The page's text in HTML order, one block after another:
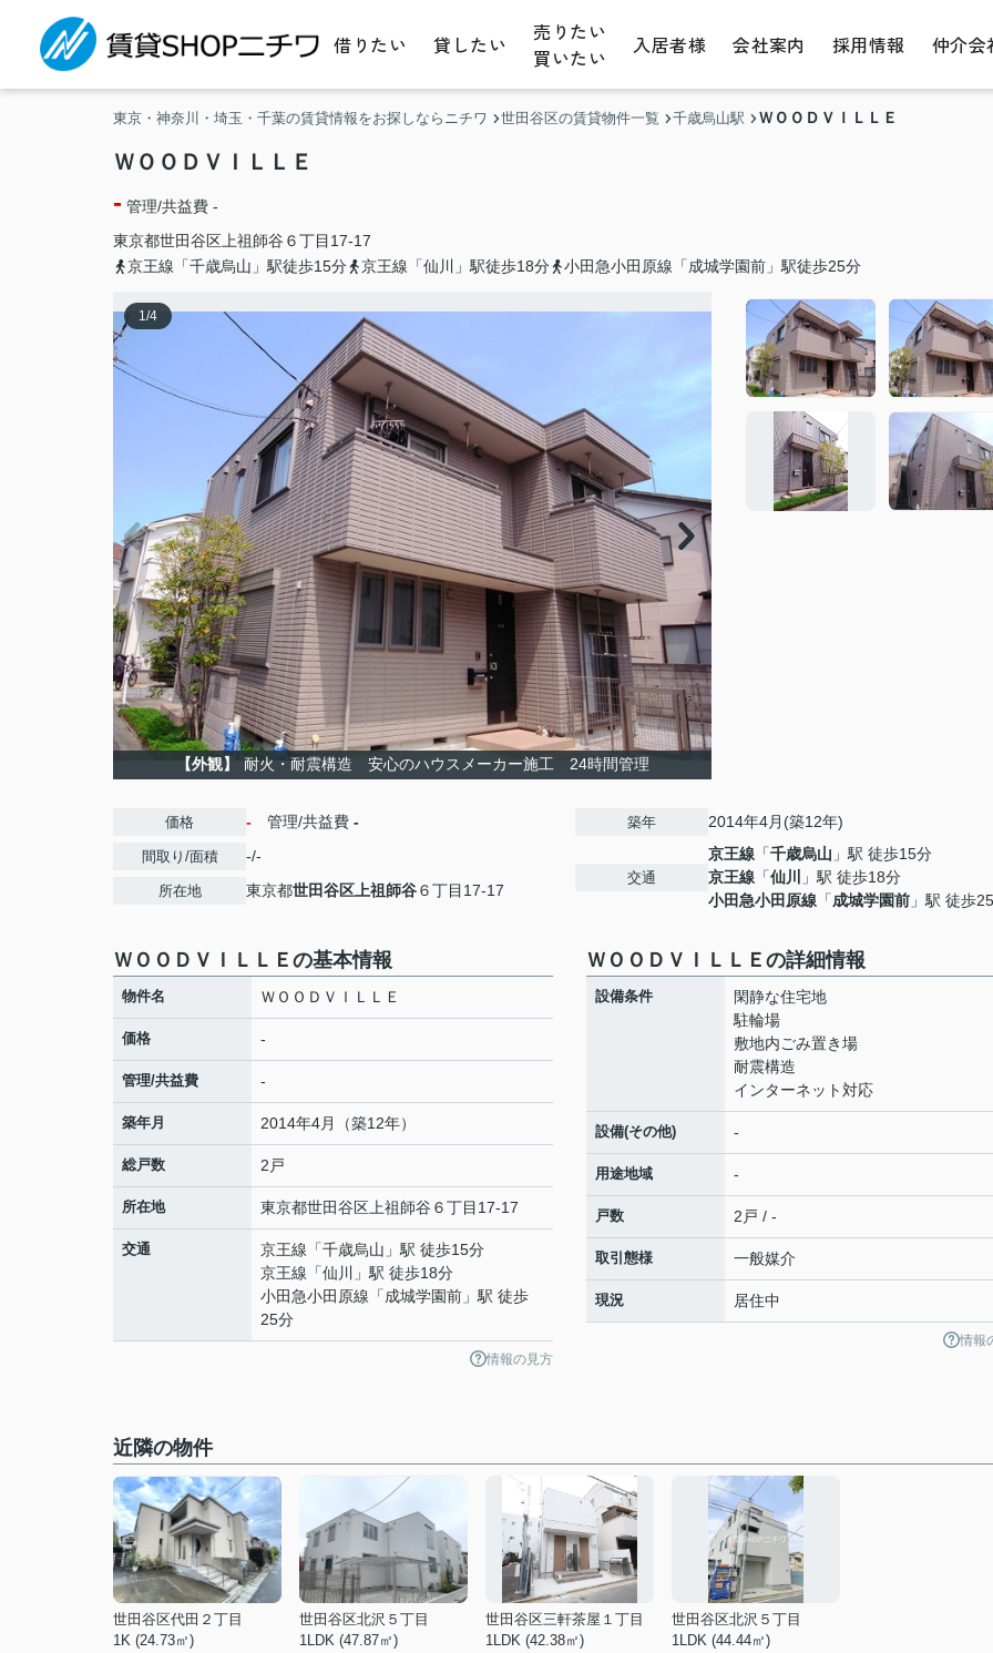
借りたい 貸したい
売りたい
買いたい
入居者様 会社案内 採用情報 仲介会
東京・神奈川・埼玉・千葉の賃貸情報をお探しならニチワ 世田谷区の賃貸物件一覧 千歳烏山駅 ＷＯＯＤＶＩＬＬＥ
ＷＯＯＤＶＩＬＬＥ
- 管理/共益費 -
東京都世田谷区 上祖師谷 ６丁目17-17
京王線「千歳烏山」駅徒歩15分
京王線「仙川」駅徒歩18分 小田急小田原線「成城学園前」駅徒歩25分
1/4
【外観】 耐火・耐震構造 安心のハウスメーカー施工 24時間管理
価格 - 管理/共益費 -
間取り/面積 -/-
所在地 東京都世田谷区 上祖師谷６丁目17-17
築年 2014年4月(築12年)
交通
京王線 「千歳烏山 」駅 徒歩15分
京王線 「仙川
」駅 徒歩18分
小田急小田原線 「成城学園前 」駅 徒歩
ＷＯＯＤＶＩＬＬＥの基本情報
物件名 ＷＯＯＤＶＩＬＬＥ
価格 -
管理/共益費 -
築年月 2014年4月（築12年）
総戸数 2戸
所在地 東京都世田谷区 上祖師谷 ６丁目17-17
交通 京王線 「千歳烏山 」駅 徒歩15分
京王線 「仙川
」駅 徒歩18分
小田急小田原線 「成城学園前 」駅 徒歩
25分
情報の見方
ＷＯＯＤＶＩＬＬＥの詳細情報
設備条件
閑静な住宅地
駐輪場
敷地内ごみ置き場
耐震構造
インターネット対応
設備(その他) -
用途地域 -
戸数 2戸 / -
取引態様 一般媒介
現況 居住中
情報
近隣の物件
世田谷区代田２丁目
1K (24.73㎡)
世田谷区北沢５丁目
1LDK (47.87㎡)
世田谷区三軒茶屋１丁目
1LDK (42.38㎡)
世田谷区北沢５丁目
1LDK (44.44㎡)